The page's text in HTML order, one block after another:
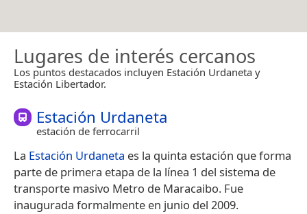
Lugares de interés cercanos
Los puntos destacados incluyen Estación Urdaneta y
Estación Libertador.
Estación Urdaneta
estación de ferrocarril
La Estación Urdaneta es la quinta estación que forma
parte de primera etapa de la línea 1 del sistema de
transporte masivo Metro de Maracaibo. Fue
inaugurada formalmente en junio del 2009.